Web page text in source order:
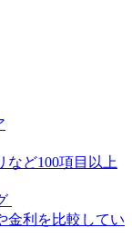
など100項目以上
金利を比較してい